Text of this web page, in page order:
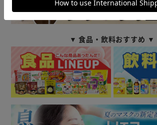
▼ 食品・飲料おすすめ ▼